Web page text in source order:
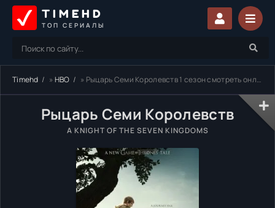
TIMEHD
ТОП СЕРИАЛЫ
Timehd »HBO » Рыцарь Семи Королевств 1 сезон смотреть онлайн бесплатно
Рыцарь Семи Королевств
A KNIGHT OF THE SEVEN KINGDOMS